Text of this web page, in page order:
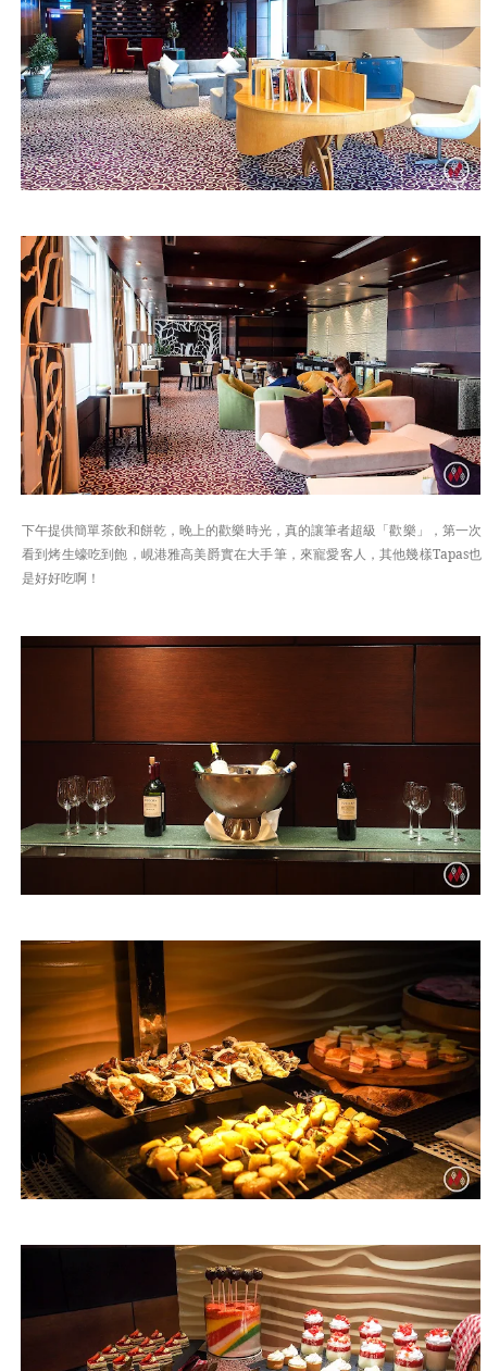
下午提供簡單茶飲和餅乾，晚上的歡樂時光，真的讓筆者超級「歡樂」，第一次
看到烤生蠔吃到飽，峴港雅高美爵實在大手筆，來寵愛客人，其他幾樣Tapas也
是好好吃啊！